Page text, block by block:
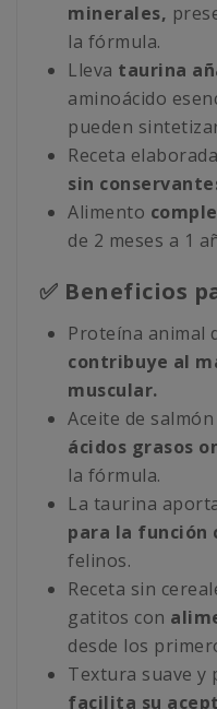
minerales,
la fórmula.
Lleva taurina
aminoácido
pueden
Receta elaborada
sin
Alimento
de 2 meses a 1
✅ Beneficios
Proteína animal
contribuye al
muscular.
Aceite de
ácidos grasos
la fórmula.
La taurina
para la función
felinos.
Receta sin
gatitos con
desde los
Textura suave y
facilita su